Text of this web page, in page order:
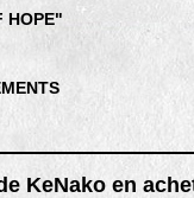
HOPE"
KeNako en